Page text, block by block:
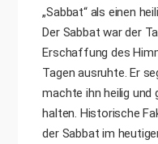
„Sabbat“ als einen
Der Sabbat war der
Erschaffung des
Tagen ausruhte. Er
machte ihn heilig und
halten. Historische
der Sabbat im